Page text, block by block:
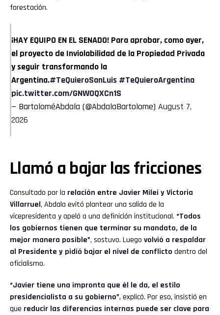
forestación.
¡HAY EQUIPO EN EL SENADO! Para aprobar, como ayer,
el proyecto de Inviolabilidad de la Propiedad Privada
y seguir transformando la
Argentina.#TeQuieroSanLuis #TeQuieroArgentina
pic.twitter.com/GNW0QXCn1S
— BartoloméAbdala (@AbdalaBartolome) August 7,
2026
Llamó a bajar las fricciones
Consultado por la relación entre Javier Milei y Victoria
Villarruel, Abdala evitó plantear una salida de la
vicepresidenta y apeló a una definición institucional. “Todos
los gobiernos tienen que terminar su mandato, de la
mejor manera posible”, sostuvo. Luego volvió a respaldar
al Presidente y pidió bajar el nivel de conflicto dentro del
oficialismo.
“Javier tiene una impronta que él le da, el estilo
presidencialista a su gobierno”, explicó. Por eso, insistió en
que reducir las diferencias internas puede ser clave para